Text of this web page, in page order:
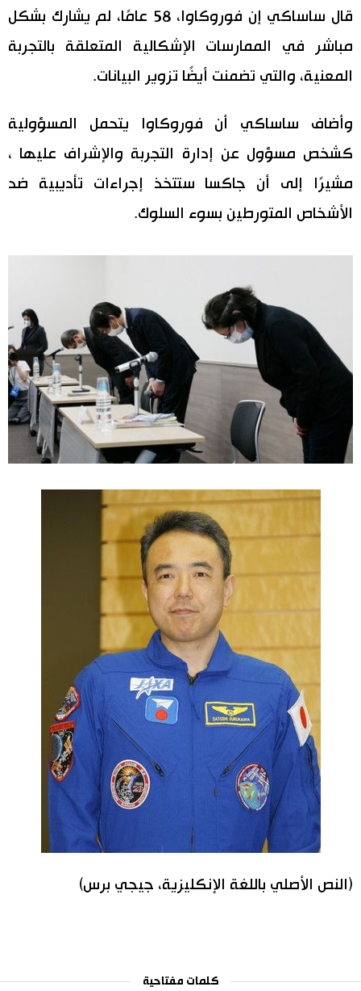
لايف ستايل
طوكيو
قال ساساكي إن فوروكاوا، 58 عامًا، لم يشارك بشكل
مباشر في الممارسات الإشكالية المتعلقة بالتجربة
المعنية، والتي تضمنت أيضًا تزوير البيانات.
وأضاف ساساكي أن فوروكاوا يتحمل المسؤولية
كشخص مسؤول عن إدارة التجربة والإشراف عليها ،
مشيرًا إلى أن جاكسا ستتخذ إجراءات تأديبية ضد
الأشخاص المتورطين بسوء السلوك.
(النص الأصلي باللغة الإنكليزية، جيجي برس)
كلمات مفتاحية